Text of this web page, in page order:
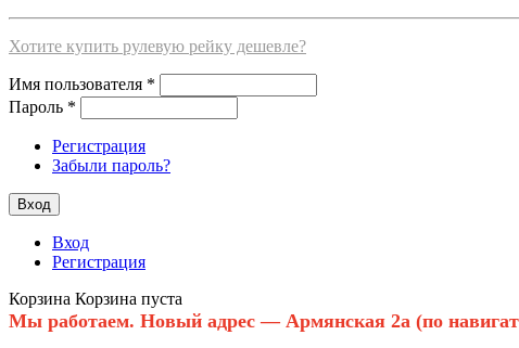
Хотите купить рулевую рейку дешевле?
Имя пользователя *
Пароль *
Регистрация
Забыли пароль?
Вход
Регистрация
Корзина Корзина пуста
Мы работаем. Новый адрес — Армянская 2а (по